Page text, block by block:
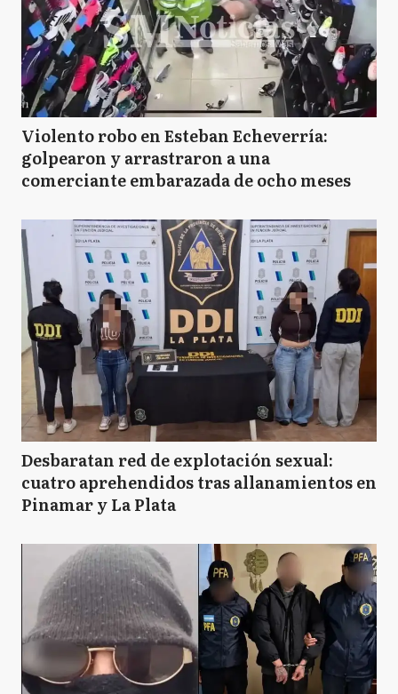
Violento robo en Esteban Echeverría:
golpearon y arrastraron a una
comerciante embarazada de ocho meses
Desbaratan red de explotación sexual:
cuatro aprehendidos tras allanamientos en
Pinamar y La Plata